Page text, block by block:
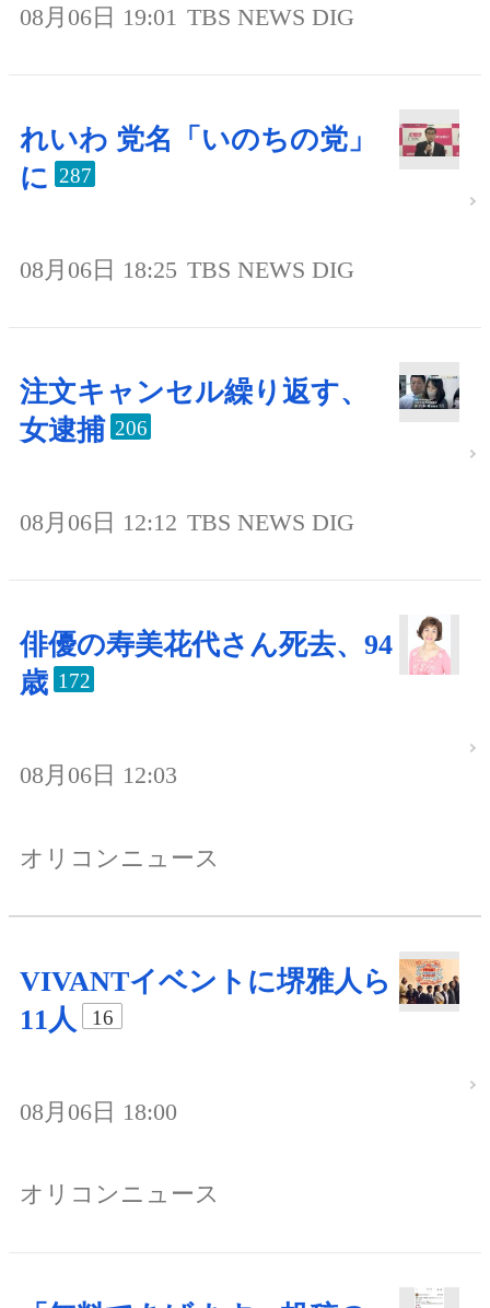
08月06日 19:01 TBS NEWS DIG
れいわ 党名「いのちの党」
に 287
08月06日 18:25 TBS NEWS DIG
注文キャンセル繰り返す、
女逮捕 206
08月06日 12:12 TBS NEWS DIG
俳優の寿美花代さん死去、94
歳 172
08月06日 12:03
オリコンニュース
VIVANTイベントに堺雅人ら
11人
16
08月06日 18:00
オリコンニュース